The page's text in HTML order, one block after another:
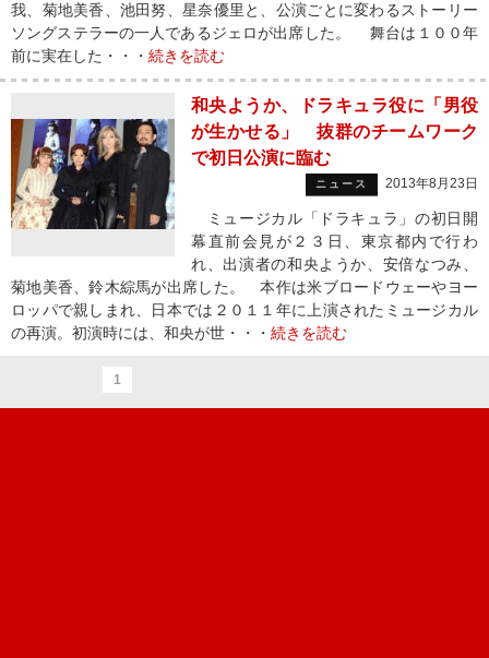
我、菊地美香、池田努、星奈優里と、公演ごとに変わるストーリー
ソングステラーの一人であるジェロが出席した。 舞台は１００年
前に実在した・・・ 続きを読む
和央ようか、ドラキュラ役に「男役
が生かせる」 抜群のチームワーク
で初日公演に臨む
ニュース 2013年8月23日
ミュージカル「ドラキュラ」の初日開
幕直前会見が２３日、東京都内で行わ
れ、出演者の和央ようか、安倍なつみ、
菊地美香、鈴木綜馬が出席した。 本作は米ブロードウェーやヨー
ロッパで親しまれ、日本では２０１１年に上演されたミュージカル
の再演。初演時には、和央が世・・・ 続きを読む
1